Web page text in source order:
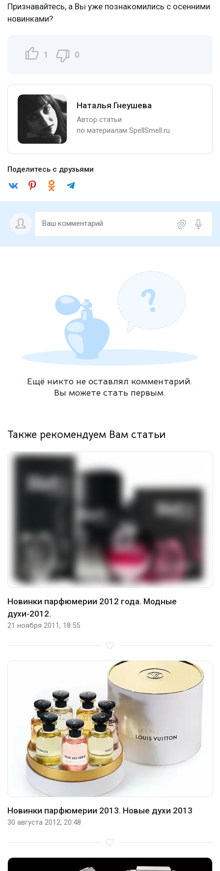
Признавайтесь, а Вы уже познакомились с осенними
новинками?
1 0
Наталья Гнеушева
Автор статьи
по материалам SpellSmell.ru
Поделитесь с друзьями
Ещё никто не оставлял комментарий.
Вы можете стать первым.
Также рекомендуем Вам статьи
Новинки парфюмерии 2012 года. Модные
духи-2012.
21 ноября 2011, 18:55
Новинки парфюмерии 2013. Новые духи 2013
30 августа 2012, 20:48